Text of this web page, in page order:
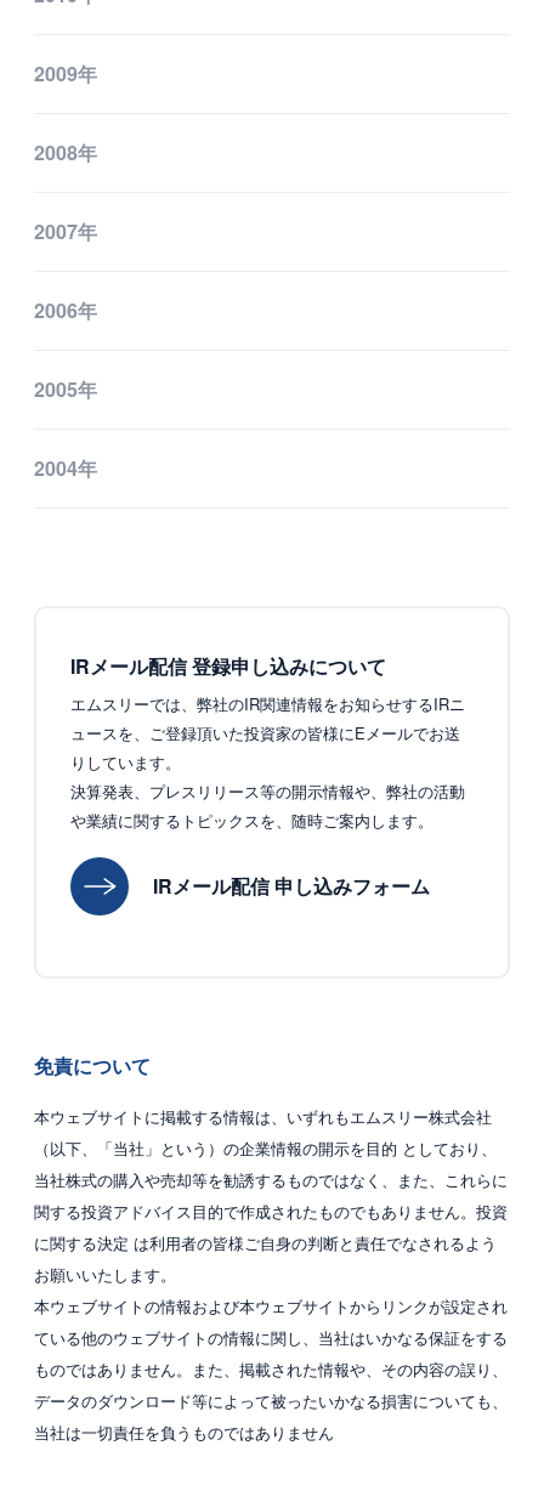
2009年
2008年
2007年
2006年
2005年
2004年
IRメール配信 登録申し込みについて
エムスリーでは、弊社のIR関連情報をお知らせするIRニ
ュースを、ご登録頂いた投資家の皆様にEメールでお送
りしています。
決算発表、プレスリリース等の開示情報や、弊社の活動
や業績に関するトピックスを、随時ご案内します。
IRメール配信 申し込みフォーム
免責について
本ウェブサイトに掲載する情報は、いずれもエムスリー株式会社
（以下、「当社」という）の企業情報の開示を目的 としており、
当社株式の購入や売却等を勧誘するものではなく、また、これらに
関する投資アドバイス目的で作成されたものでもありません。投資
に関する決定 は利用者の皆様ご自身の判断と責任でなされるよう
お願いいたします。
本ウェブサイトの情報および本ウェブサイトからリンクが設定され
ている他のウェブサイトの情報に関し、当社はいかなる保証をする
ものではありません。また、掲載された情報や、その内容の誤り、
データのダウンロード等によって被ったいかなる損害についても、
当社は一切責任を負うものではありません